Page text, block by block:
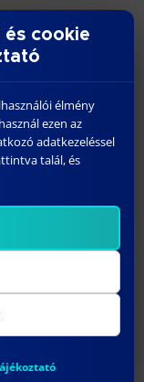
kávé
cookie
élmény
ezen az
adatkezeléssel
talál, és